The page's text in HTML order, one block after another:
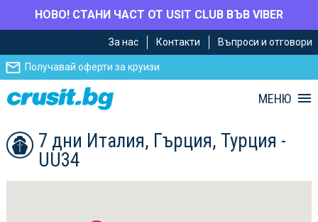
НОВО! СТАНИ ЧАСТ ОТ USIT CLUB ВЪВ VIBER
главното
съдържание
Навигацията
За нас Контакти Въпроси и отговори
Получавай оферти за круизи
МЕНЮ
7 дни Италия, Гърция, Турция -
UU34